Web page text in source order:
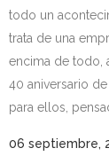
todo un
trata de una
encima de todo,
40 aniversario
para ellos,
06 septiembre,